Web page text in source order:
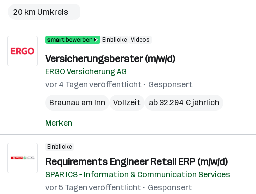
20 km Umkreis
Einblicke Videos
Versicherungsberater (m/w/d)
ERGO Versicherung AG
vor 4 Tagen veröffentlicht
Gesponsert
Braunau am Inn
Vollzeit ab 32.294 € jährlich
Merken
Einblicke
Requirements Engineer Retail ERP (m/w/d)
SPAR ICS – Information & Communication Services
vor 5 Tagen veröffentlicht
Gesponsert